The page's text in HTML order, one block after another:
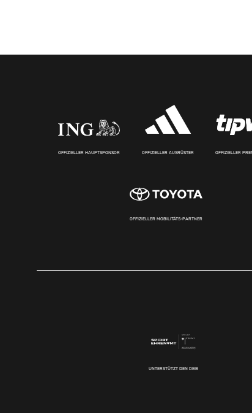
OFFIZIELLER HAUPTSPONSOR OFFIZIELLER AUSRÜSTER OFFIZIELLER
OFFIZIELLER MOBILITÄTS-PARTNER
UNTERSTÜTZT DEN DBB